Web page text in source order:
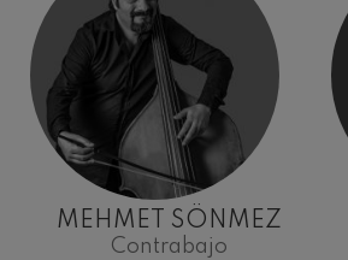
MEHMET SÖNMEZ
Contrabajo